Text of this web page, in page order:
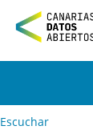
n
tEscuchar